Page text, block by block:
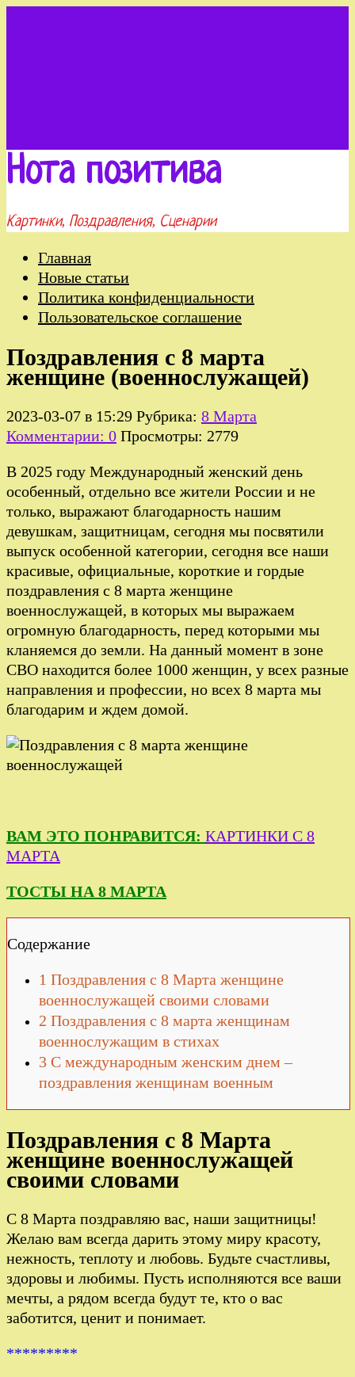
Нота позитива
Картинки, Поздравления, Сценарии
Главная
Новые статьи
Политика конфиденциальности
Пользовательское соглашение
Поздравления с 8 марта
женщине (военнослужащей)
2023-03-07 в 15:29 Рубрика: 8 Марта
Комментарии: 0 Просмотры: 2779
В 2025 году Международный женский день
особенный, отдельно все жители России и не
только, выражают благодарность нашим
девушкам, защитницам, сегодня мы посвятили
выпуск особенной категории, сегодня все наши
красивые, официальные, короткие и гордые
поздравления с 8 марта женщине
военнослужащей, в которых мы выражаем
огромную благодарность, перед которыми мы
кланяемся до земли. На данный момент в зоне
СВО находится более 1000 женщин, у всех разные
направления и профессии, но всех 8 марта мы
благодарим и ждем домой.
ВАМ ЭТО ПОНРАВИТСЯ: КАРТИНКИ С 8
МАРТА
ТОСТЫ НА 8 МАРТА
Содержание
1 Поздравления с 8 Марта женщине
военнослужащей своими словами
2 Поздравления с 8 марта женщинам
военнослужащим в стихах
3 С международным женским днем –
поздравления женщинам военным
Поздравления с 8 Марта
женщине военнослужащей
своими словами
С 8 Марта поздравляю вас, наши защитницы!
Желаю вам всегда дарить этому миру красоту,
нежность, теплоту и любовь. Будьте счастливы,
здоровы и любимы. Пусть исполняются все ваши
мечты, а рядом всегда будут те, кто о вас
заботится, ценит и понимает.
*********